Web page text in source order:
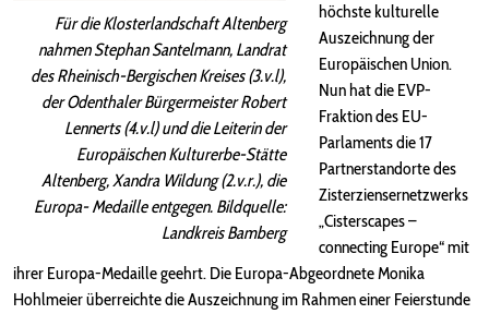
Für die Klosterlandschaft Altenberg
nahmen Stephan Santelmann, Landrat
des Rheinisch-Bergischen Kreises (3.v.l),
der Odenthaler Bürgermeister Robert
Lennerts (4.v.l) und die Leiterin der
Europäischen Kulturerbe-Stätte
Altenberg, Xandra Wildung (2.v.r.), die
Europa- Medaille entgegen. Bildquelle:
Landkreis Bamberg
höchste kulturelle
Auszeichnung der
Europäischen Union.
Nun hat die EVP-
Fraktion des EU-
Parlaments die 17
Partnerstandorte des
Zisterziensernetzwerks
„Cisterscapes –
connecting Europe“ mit
ihrer Europa-Medaille geehrt. Die Europa-Abgeordnete Monika
Hohlmeier überreichte die Auszeichnung im Rahmen einer Feierstunde